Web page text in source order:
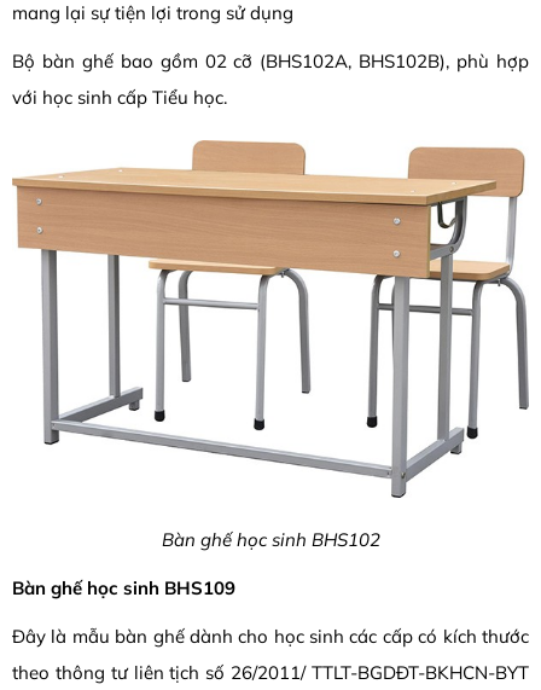
mang lại sự tiện lợi trong sử dụng
Bộ bàn ghế bao gồm 02 cỡ (BHS102A, BHS102B), phù hợp
với học sinh cấp Tiểu học.
Bàn ghế học sinh BHS102
Bàn ghế học sinh BHS109
Đây là mẫu bàn ghế dành cho học sinh các cấp có kích thước
theo thông tư liên tịch số 26/2011/ TTLT-BGDĐT-BKHCN-BYT